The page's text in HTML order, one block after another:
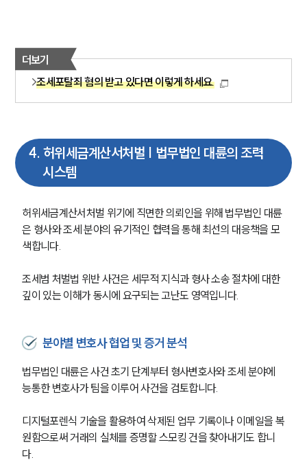
세미나
대륜법률상담예약
대륜법률상담예약
더보기
조세포탈죄 혐의 받고 있다면 이렇게 하세요.
4. 허위세금계산서처벌 | 법무법인 대륜의 조력
시스템
허위세금계산서처벌 위기에 직면한 의뢰인을 위해 법무법인 대륜
은 형사와 조세 분야의 유기적인 협력을 통해 최선의 대응책을 모
색합니다.
조세범 처벌법 위반 사건은 세무적 지식과 형사 소송 절차에 대한
깊이 있는 이해가 동시에 요구되는 고난도 영역입니다.
분야별 변호사 협업 및 증거 분석
법무법인 대륜은 사건 초기 단계부터 형사변호사와 조세 분야에
능통한 변호사가 팀을 이루어 사건을 검토합니다.
디지털포렌식 기술을 활용하여 삭제된 업무 기록이나 이메일을 복
원함으로써 거래의 실체를 증명할 스모킹 건을 찾아내기도 합니
다.